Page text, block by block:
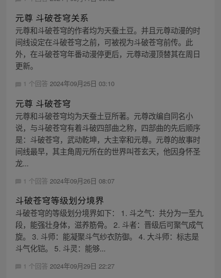
元尊 斗破苍穹关系
元尊和斗破苍穹的作者均为天蚕土豆。并且元尊动漫的时
间线设定在斗破苍穹之前，可被视为斗破苍穹前传。此
外，在斗破苍穹年番动漫停更后，元尊动漫顶替其在周日
更新。
1 个回答 2024年09月25日 03:10
元尊 斗破苍穹
元尊和斗破苍穹均为天蚕土豆所著。元尊改编自同名小
说，与斗破苍穹有着斗破四部曲之称，四部曲的先后顺序
是：斗破苍穹，武动乾坤，大主宰和元尊。元尊的故事时
间线最早，其主角周元所在的世界叫苍玄天，他因身怀圣
龙...
1 个回答 2024年09月26日 08:07
斗破苍穹等级划分境界
斗破苍穹的等级划分境界如下： 1. 斗之气：共分为一至九
段，能强壮身体，滋养筋骨。 2. 斗者：晋级后可聚气成气
旋。 3. 斗师：能凝聚斗气纱衣防御。 4. 大斗师：标志是
斗气化铠。 5. 斗灵：能够...
1 个回答 2024年09月29日 22:27